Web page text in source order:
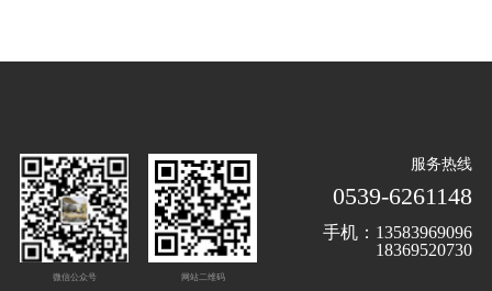
微信公众号 网站二维码
服务热线
0539-6261148
手机：13583969096
18369520730